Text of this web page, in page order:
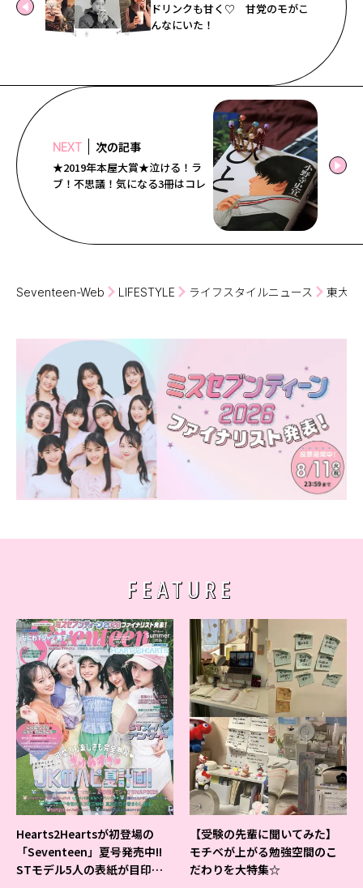
ドリンクも甘く♡ 甘党のモがこ
んなにいた！
NEXT 次の記事
★2019年本屋大賞★泣ける！ラ
ブ！不思議！気になる3冊はコレ
Seventeen-Web LIFESTYLE ライフスタイルニュース 東大
FEATURE
Hearts2Heartsが初登場の
「Seventeen」夏号発売中!!
STモデル5人の表紙が目印だ
【受験の先輩に聞いてみた】
モチベが上がる勉強空間のこ
だわりを大特集☆